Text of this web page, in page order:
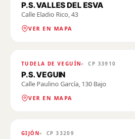
P.S. VALLES DEL ESVA
Calle Eladio Rico, 43
VER EN MAPA
TUDELA DE VEGUÍN CP 33910
P.S. VEGUIN
Calle Paulino García, 130 Bajo
VER EN MAPA
GIJÓN CP33209